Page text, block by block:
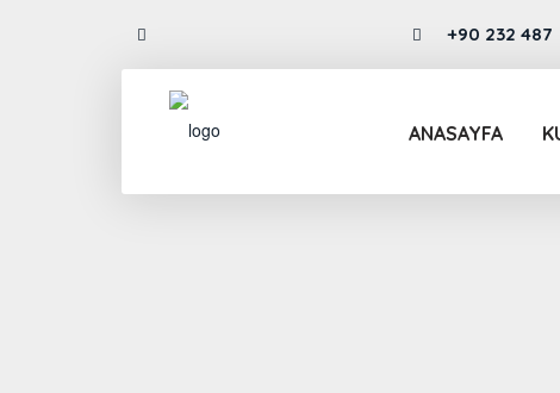
info@drmehmetozkent.com
+90 232 487
80 79
ANASAYFA